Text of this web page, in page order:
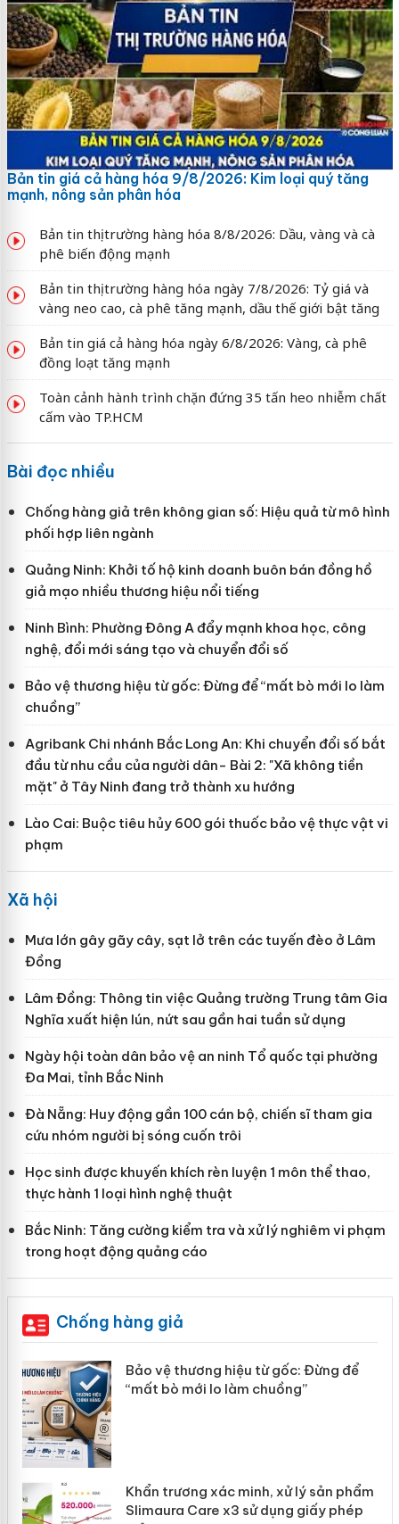
Bản tin giá cả hàng hóa 9/8/2026: Kim loại quý tăng
mạnh, nông sản phân hóa
Bản tin thị trường hàng hóa 8/8/2026: Dầu, vàng và cà
phê biến động mạnh
Bản tin thị trường hàng hóa ngày 7/8/2026: Tỷ giá và
vàng neo cao, cà phê tăng mạnh, dầu thế giới bật tăng
Bản tin giá cả hàng hóa ngày 6/8/2026: Vàng, cà phê
đồng loạt tăng mạnh
Toàn cảnh hành trình chặn đứng 35 tấn heo nhiễm chất
cấm vào TP.HCM
Bài đọc nhiều
Chống hàng giả trên không gian số: Hiệu quả từ mô hình
phối hợp liên ngành
Quảng Ninh: Khởi tố hộ kinh doanh buôn bán đồng hồ
giả mạo nhiều thương hiệu nổi tiếng
Ninh Bình: Phường Đông A đẩy mạnh khoa học, công
nghệ, đổi mới sáng tạo và chuyển đổi số
Bảo vệ thương hiệu từ gốc: Đừng để “mất bò mới lo làm
chuồng”
Agribank Chi nhánh Bắc Long An: Khi chuyển đổi số bắt
đầu từ nhu cầu của người dân- Bài 2: "Xã không tiền
mặt" ở Tây Ninh đang trở thành xu hướng
Lào Cai: Buộc tiêu hủy 600 gói thuốc bảo vệ thực vật vi
phạm
Xã hội
Mưa lớn gây gãy cây, sạt lở trên các tuyến đèo ở Lâm
Đồng
Lâm Đồng: Thông tin việc Quảng trường Trung tâm Gia
Nghĩa xuất hiện lún, nứt sau gần hai tuần sử dụng
Ngày hội toàn dân bảo vệ an ninh Tổ quốc tại phường
Đa Mai, tỉnh Bắc Ninh
Đà Nẵng: Huy động gần 100 cán bộ, chiến sĩ tham gia
cứu nhóm người bị sóng cuốn trôi
Học sinh được khuyến khích rèn luyện 1 môn thể thao,
thực hành 1 loại hình nghệ thuật
Bắc Ninh: Tăng cường kiểm tra và xử lý nghiêm vi phạm
trong hoạt động quảng cáo
Chống hàng giả
Bảo vệ thương hiệu từ gốc: Đừng để
“mất bò mới lo làm chuồng”
Khẩn trương xác minh, xử lý sản phẩm
Slimaura Care x3 sử dụng giấy phép